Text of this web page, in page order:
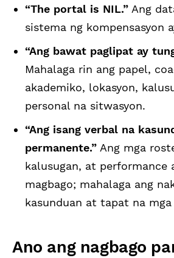
“The portal is NIL.”Ang
sistema ng kompensasyon
“Ang bawat paglipat ay
Mahalaga rin ang papel,
akademiko, lokasyon,
personal na sitwasyon.
“Ang isang verbal na
permanente.”Ang mga
kalusugan, at performance
magbago; mahalaga ang
kasunduan at tapat na
Ano ang nagbago